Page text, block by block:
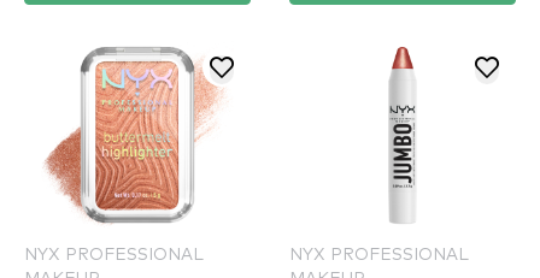
NYX PROFESSIONAL
NYX PROFESSIONAL